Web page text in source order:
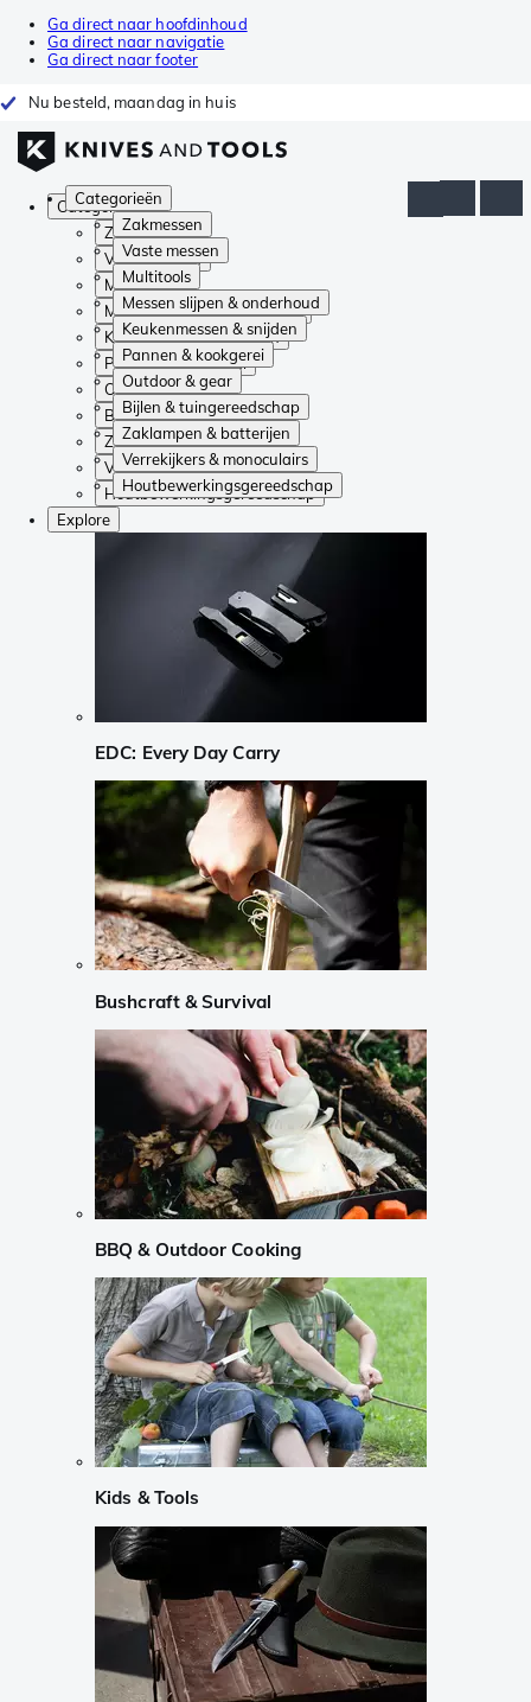
Ga direct naar hoofdinhoud
Ga direct naar navigatie
Ga direct naar footer
Nu besteld, maandag in huis
Categorieën
Zakmessen
Vaste messen
Multitools
Messen slijpen & onderhoud
Keukenmessen & snijden
Pannen & kookgerei
Outdoor & gear
Bijlen & tuingereedschap
Zaklampen & batterijen
Verrekijkers & monoculairs
Houtbewerkingsgereedschap
Categorieën
Zakmessen
Vaste messen
Multitools
Messen slijpen & onderhoud
Keukenmessen & snijden
Pannen & kookgerei
Outdoor & gear
Bijlen & tuingereedschap
Zaklampen & batterijen
Verrekijkers & monoculairs
Houtbewerkingsgereedschap
Explore
EDC: Every Day Carry
Bushcraft & Survival
BBQ & Outdoor Cooking
Kids & Tools